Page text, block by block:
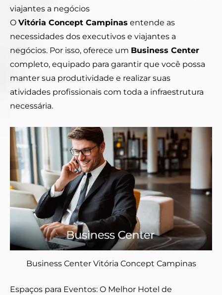
viajantes a negócios
O Vitória Concept Campinas entende as
necessidades dos executivos e viajantes a
negócios. Por isso, oferece um Business Center
completo, equipado para garantir que você possa
manter sua produtividade e realizar suas
atividades profissionais com toda a infraestrutura
necessária.
Business Center Vitória Concept Campinas
Espaços para Eventos: O Melhor Hotel de